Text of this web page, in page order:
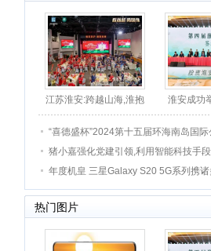
江苏淮安:跨越山海,淮抱
淮安成功
“喜德盛杯”2024第十五届环海南岛国际
猪小嘉强化党建引领,利用智能科技手
年度机皇 三星Galaxy S20 5G系列携诸
新
热门图片